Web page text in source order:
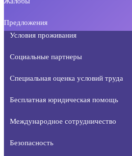
Предложения
Условия проживания
Социальные партнеры
Специальная оценка условий труда
Бесплатная юридическая помощь
Международное сотрудничество
Безопасность